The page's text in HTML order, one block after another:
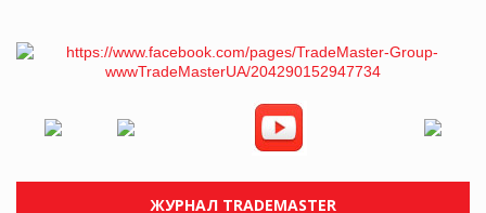
ЖУРНАЛ TRADEMASTER